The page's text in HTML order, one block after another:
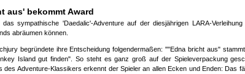
HINWEIS:
mit diesem Kommentar unsere
aus' bekommt Award
das sympathische 'Daedalic'-Adventure auf der diesjährigen LARA-
abräumen können.
begründete ihre Entscheidung folgendermaßen: ""Edna bricht aus"
Island gut finden". So steht es ganz groß auf der Spieleverpackung
des Adventure-Klassikers erkennt der Spieler an allen Ecken und Enden: Das